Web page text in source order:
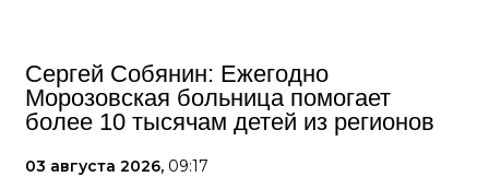
Сергей Собянин: Ежегодно
Морозовская больница помогает
более 10 тысячам детей из регионов
03 августа 2026, 09:17